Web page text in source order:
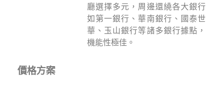
廳選擇多元，周邊還繞各大銀行
如第一銀行、華南銀行、國泰世
華、玉山銀行等諸多銀行據點，
機能性極佳。
價格方案